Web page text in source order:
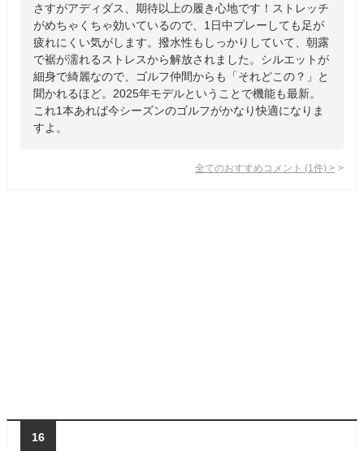
さすがアディダス、期待以上の履き心地です！ストレッチ
がめちゃくちゃ効いているので、1日中プレーしても足が
疲れにくい気がします。撥水性もしっかりしていて、朝露
で裾が濡れるストレスから解放されました。シルエットが
細身で綺麗なので、ゴルフ仲間からも「それどこの？」と
聞かれるほど。2025年モデルということで機能も最新。
これ1本あれば今シーズンのゴルフがかなり快適になりま
すよ。
全てのおすすめコメント (1 件) >
16